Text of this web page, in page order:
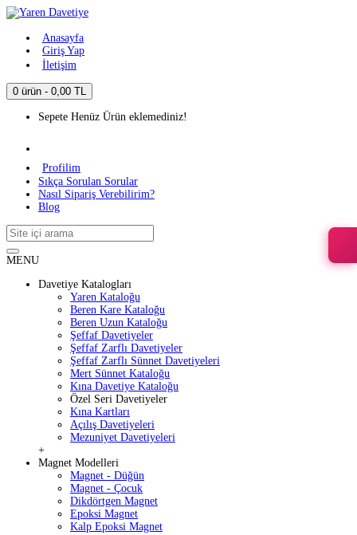
Anasayfa
Giriş Yap
İletişim
0 ürün - 0,00 TL
Sepete Henüz Ürün eklemediniz!
Profilim
Sıkça Sorulan Sorular
Nasıl Sipariş Verebilirim?
Blog
MENU
Davetiye Katalogları
Yaren Kataloğu
Beren Kare Kataloğu
Beren Uzun Kataloğu
Şeffaf Davetiyeler
Şeffaf Zarflı Davetiyeler
Şeffaf Zarflı Sünnet Davetiyeleri
Mert Sünnet Kataloğu
Kına Davetiye Kataloğu
Özel Seri Davetiyeler
Kına Kartları
Açılış Davetiyeleri
Mezuniyet Davetiyeleri
+
Magnet Modelleri
Magnet - Düğün
Magnet - Çocuk
Dikdörtgen Magnet
Epoksi Magnet
Kalp Epoksi Magnet